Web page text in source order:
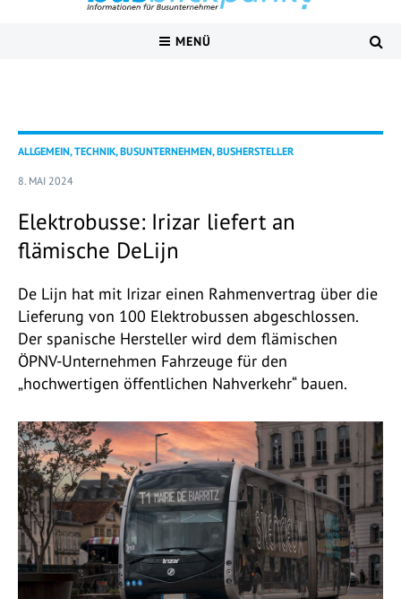
MENÜ
ALLGEMEIN, TECHNIK, BUSUNTERNEHMEN, BUSHERSTELLER
8. MAI 2024
Elektrobusse: Irizar liefert an
flämische DeLijn
De Lijn hat mit Irizar einen Rahmenvertrag über die
Lieferung von 100 Elektrobussen abgeschlossen.
Der spanische Hersteller wird dem flämischen
ÖPNV-Unternehmen Fahrzeuge für den
„hochwertigen öffentlichen Nahverkehr“ bauen.